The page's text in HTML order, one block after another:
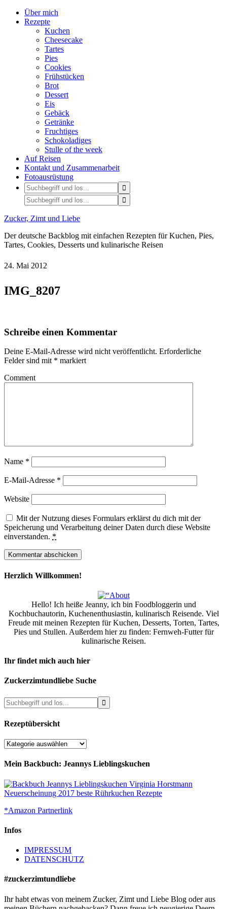
Über mich
Rezepte
Kuchen
Cheesecake
Tartes
Pies
Cookies
Frühstücken
Brot
Dessert
Eis
Gebäck
Getränke
Fruchtiges
Schokoladiges
Stulle of the week
Auf Reisen
Kontakt und Zusammenarbeit
Fotoausrüstung
Zucker, Zimt und Liebe
Der deutsche Backblog mit einfachen Rezepten für Kuchen, Pies,
Tartes, Cookies, Desserts und kulinarische Reisen
24. Mai 2012
IMG_8207
Schreibe einen Kommentar
Deine E-Mail-Adresse wird nicht veröffentlicht. Erforderliche
Felder sind mit * markiert
Comment
Name *
E-Mail-Adresse *
Website
Mit der Nutzung dieses Formulars erklärst du dich mit der
Speicherung und Verarbeitung deiner Daten durch diese Website
einverstanden. *
Herzlich Willkommen!
Hello! Ich heiße Jeanny, ich bin Foodbloggerin und
Kochbuchautorin, Kuchenenthusiastin, kulinarisch Reisende. Viel
Freude mit meinen Rezepten für Kuchen, Desserts, Torten, Tartes,
Pies und Stullen. Außerdem hier zu finden: Fernweh-Futter für
kulinarische Reisen.
Ihr findet mich auch hier
Zuckerzimtundliebe Suche
Rezeptübersicht
Rezeptübersicht
Mein Backbuch: Jeannys Lieblingskuchen
*Amazon Partnerlink
Infos
IMPRESSUM
DATENSCHUTZ
#zuckerzimtundliebe
Ihr habt etwas von meinem Zucker, Zimt und Liebe Blog oder aus